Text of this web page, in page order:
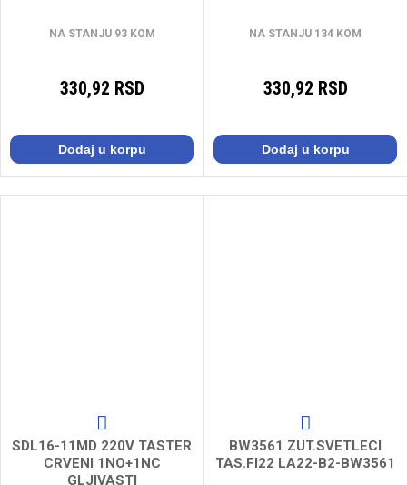
NA STANJU 93 KOM
330,92 RSD
Dodaj u korpu
NA STANJU 134 KOM
330,92 RSD
Dodaj u korpu
SDL16-11MD 220V TASTER
CRVENI 1NO+1NC
GLJIVASTI
BW3561 ZUT.SVETLECI
TAS.FI22 LA22-B2-BW3561